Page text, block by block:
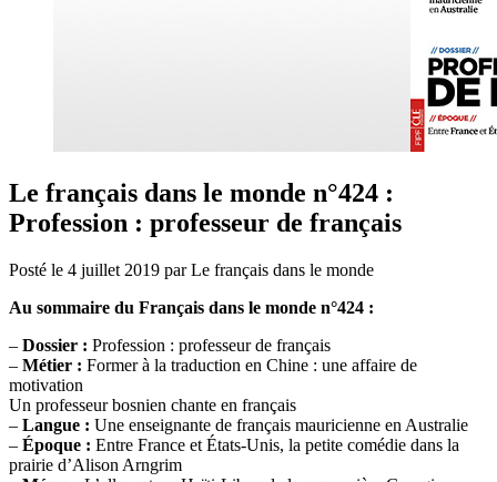
Le français dans le monde n°424 :
Profession : professeur de français
Posté le 4 juillet 2019 par Le français dans le monde
Au sommaire du Français dans le monde n°424 :
– Dossier : Profession : professeur de français
– Métier : Former à la traduction en Chine : une affaire de
motivation
Un professeur bosnien chante en français
– Langue : Une enseignante de français mauricienne en Australie
– Époque : Entre France et États-Unis, la petite comédie dans la
prairie d’Alison Arngrim